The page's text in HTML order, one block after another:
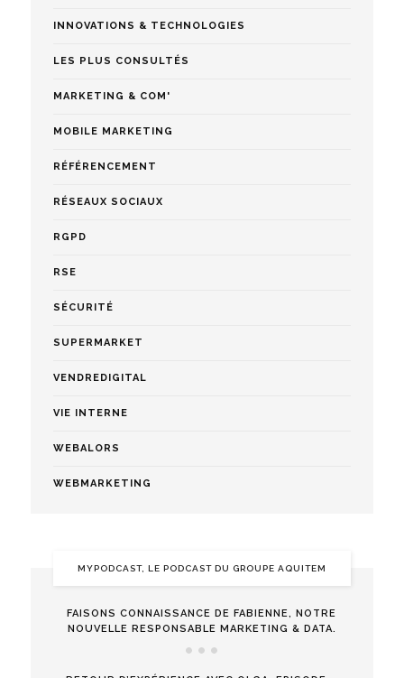
INNOVATIONS & TECHNOLOGIES
LES PLUS CONSULTÉS
MARKETING & COM'
MOBILE MARKETING
RÉFÉRENCEMENT
RÉSEAUX SOCIAUX
RGPD
RSE
SÉCURITÉ
SUPERMARKET
VENDREDIGITAL
VIE INTERNE
WEBALORS
WEBMARKETING
MYPODCAST, LE PODCAST DU GROUPE AQUITEM
FAISONS CONNAISSANCE DE FABIENNE, NOTRE
NOUVELLE RESPONSABLE MARKETING & DATA.